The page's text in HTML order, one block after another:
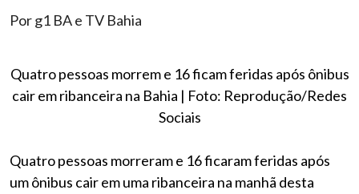
Por g1 BA e TV Bahia
Quatro pessoas morrem e 16 ficam feridas após ônibus
cair em ribanceira na Bahia | Foto: Reprodução/Redes
Sociais
Quatro pessoas morreram e 16 ficaram feridas após
um ônibus cair em uma ribanceira na manhã desta